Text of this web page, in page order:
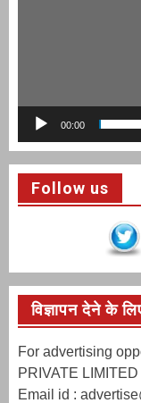
00:00
Follow us
विज्ञापन देने के
For advertising
PRIVATE
Email id :